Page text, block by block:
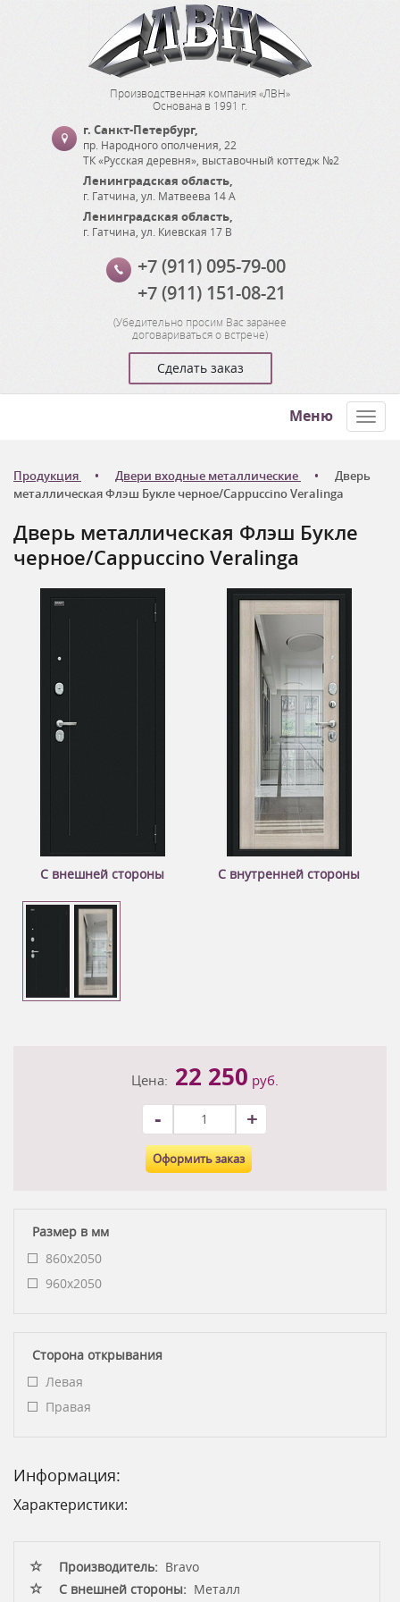
Производственная компания «ЛВН»
Основана в 1991 г.
г. Санкт-Петербург,
пр. Народного ополчения, 22
ТК «Русская деревня», выставочный коттедж №2
Ленинградская область,
г. Гатчина ул. Матвеева 14 А
Ленинградская область,
г. Гатчина ул. Киевская 17 В
+7 (911) 095-79-00
+7 (911) 151-08-21
(Убедительно просим Вас заранее
договариваться о встрече)
Сделать заказ
Меню
Продукция Двери входные металлические
Дверь
металлическая Флэш Букле черное/Cappuccino Veralinga
Дверь металлическая Флэш Букле
черное/Cappuccino Veralinga
С внешней стороны С внутренней стороны
Цена: 22 250 руб.
- +
Оформить заказ
Размер в мм
860x2050
960x2050
Сторона открывания
Левая
Правая
Информация:
Характеристики:
Производитель: Bravo
С внешней стороны: Металл